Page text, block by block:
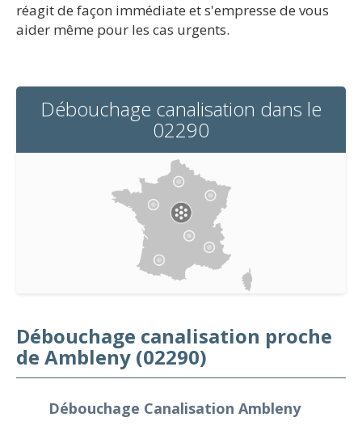
réagit de façon immédiate et s'empresse de vous
aider même pour les cas urgents.
Débouchage canalisation dans le
02290
Débouchage canalisation proche
de Ambleny (02290)
Débouchage Canalisation Ambleny